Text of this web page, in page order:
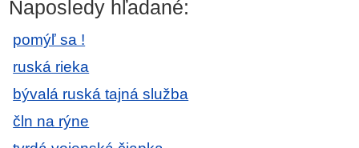
Naposledy hľadané:
pomýľ sa !
ruská rieka
bývalá ruská tajná služba
čln na rýne